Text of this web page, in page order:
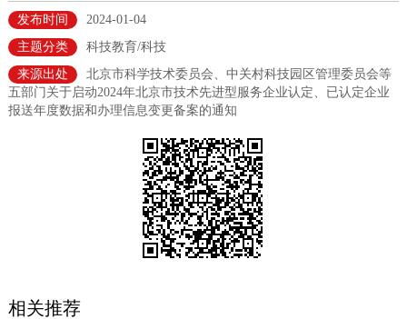
决策公开
政务服务
个人服务 法人服务 部门服务
利企服务
阳光政务
12345网上接诉即办
发布时间
2024-01-04
主题分类
科技教育/科技
来源出处
北京市科学技术委员会、中关村科技园区管理委员会等
五部门关于启动2024年北京市技术先进型服务企业认定、已认定企业
报送年度数据和办理信息变更备案的通知
相关推荐